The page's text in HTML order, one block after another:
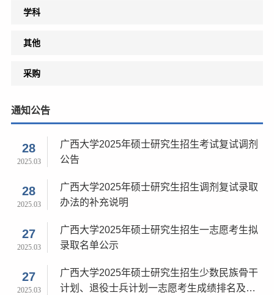
学科
其他
采购
通知公告
广西大学2025年硕士研究生招生考试复试调剂
公告
28
2025.03
广西大学2025年硕士研究生招生调剂复试录取
办法的补充说明
28
2025.03
广西大学2025年硕士研究生招生一志愿考生拟
录取名单公示
27
2025.03
广西大学2025年硕士研究生招生少数民族骨干
计划、退役士兵计划一志愿考生成绩排名及拟
27
2025.03